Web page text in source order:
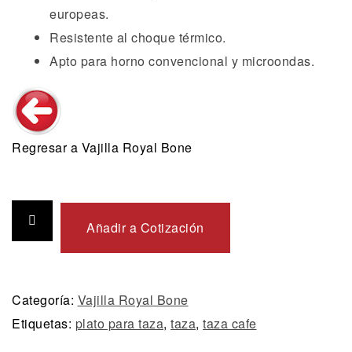
europeas.
Resistente al choque térmico.
Apto para horno convencional y microondas.
Regresar a Vajilla Royal Bone
Añadir a Cotización
Categoría: Vajilla Royal Bone
Etiquetas: plato para taza, taza, taza cafe